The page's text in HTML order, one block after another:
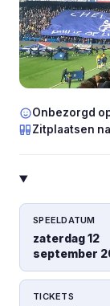
Onbezorgd
Zitplaatsen
SPEELDATUM
zaterdag 12
september
TICKETS